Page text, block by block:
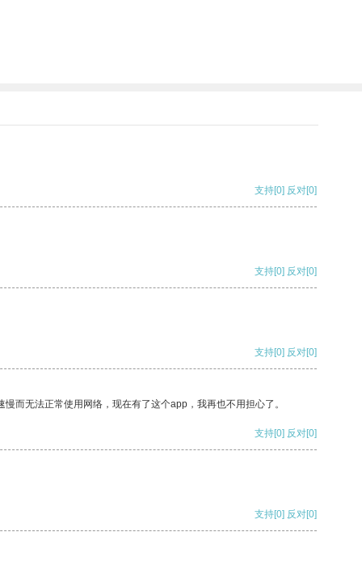
支持[0] 反对[0]
支持[0] 反对[0]
支持[0] 反对[0]
而无法正常使用网络，现在有了这个app，我再也不用担心了。
支持[0] 反对[0]
支持[0] 反对[0]